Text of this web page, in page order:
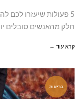
5 פעולות שיעזרו לכם
חלק מהאנשים סובלים
קרא עוד ←
בריאות